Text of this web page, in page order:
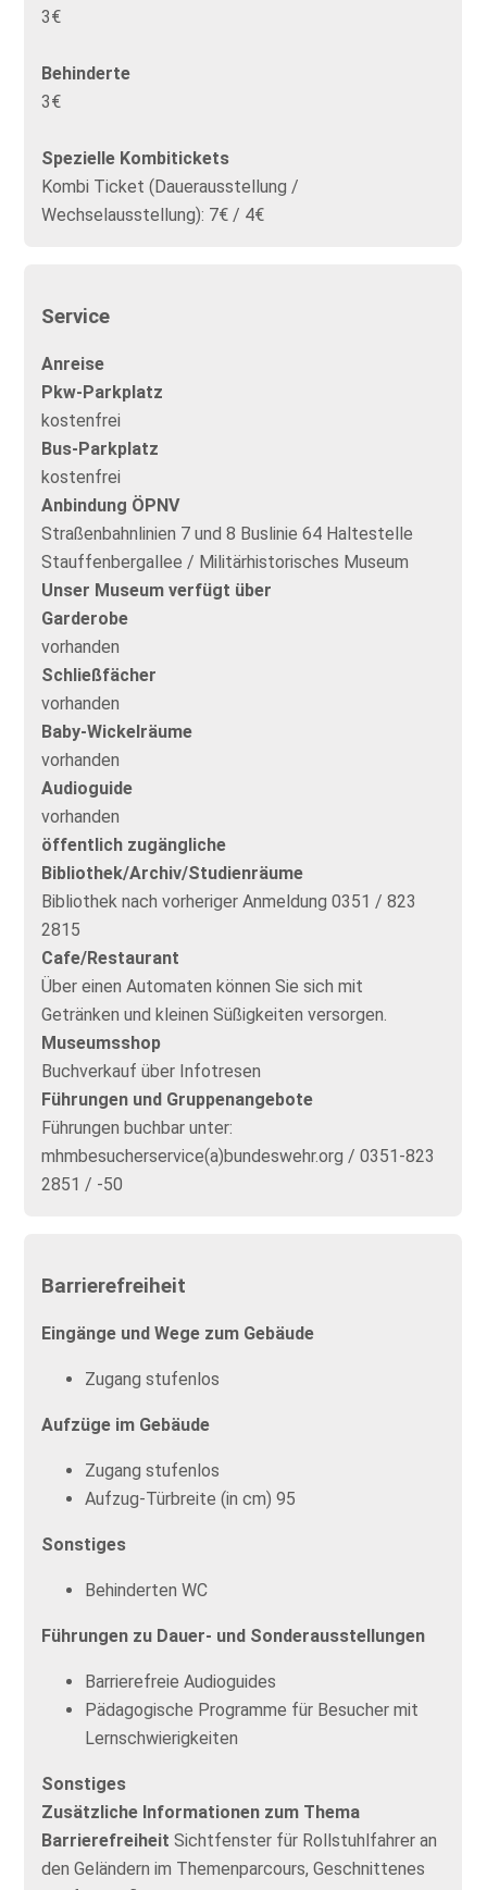
3€
Behinderte
3€
Spezielle Kombitickets
Kombi Ticket (Dauerausstellung /
Wechselausstellung): 7€ / 4€
Service
Anreise
Pkw-Parkplatz
kostenfrei
Bus-Parkplatz
kostenfrei
Anbindung ÖPNV
Straßenbahnlinien 7 und 8 Buslinie 64 Haltestelle
Stauffenbergallee / Militärhistorisches Museum
Unser Museum verfügt über
Garderobe
vorhanden
Schließfächer
vorhanden
Baby-Wickelräume
vorhanden
Audioguide
vorhanden
öffentlich zugängliche
Bibliothek/Archiv/Studienräume
Bibliothek nach vorheriger Anmeldung 0351 / 823
2815
Cafe/Restaurant
Über einen Automaten können Sie sich mit
Getränken und kleinen Süßigkeiten versorgen.
Museumsshop
Buchverkauf über Infotresen
Führungen und Gruppenangebote
Führungen buchbar unter:
mhmbesucherservice(a)bundeswehr.org / 0351-823
2851 / -50
Barrierefreiheit
Eingänge und Wege zum Gebäude
Zugang stufenlos
Aufzüge im Gebäude
Zugang stufenlos
Aufzug-Türbreite (in cm) 95
Sonstiges
Behinderten WC
Führungen zu Dauer- und Sonderausstellungen
Barrierefreie Audioguides
Pädagogische Programme für Besucher mit
Lernschwierigkeiten
Sonstiges
Zusätzliche Informationen zum Thema
Barrierefreiheit Sichtfenster für Rollstuhlfahrer an
den Geländern im Themenparcours, Geschnittenes